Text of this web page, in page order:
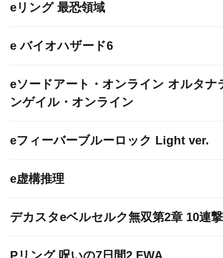
eリング 最恐領域
e バイオハザード6
eソードアート・オンライン オルタナ
ンゲイル・オンライン
eフィーバーブルーロック Light ver.
e虚構推理
デカスタeベルセルク無双第2章 10連
Pリング 呪いの7日間2 FWA